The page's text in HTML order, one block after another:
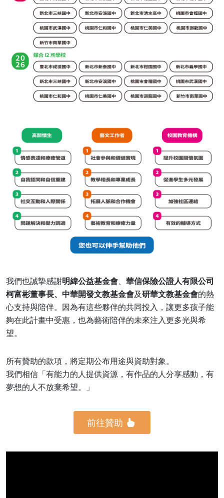
我們也誠摯感謝明緯公益基金會
華信保險公證人有限公司
柯富彬董事長、 中華開發文教基金會及研華文教基金會的熱
心支持與陪伴。因為有這些夥伴的共同投入，讓更多孩子能
夠在此計畫中受惠，也為藝術陪伴的未來注入更多光與希
望。
所有贊助的款項，將定期公布用途與資助對象。
我們相信「有能力的人提供資源，有作品的人分享感動，有
夢想的人不放棄希望。」
前往贊助